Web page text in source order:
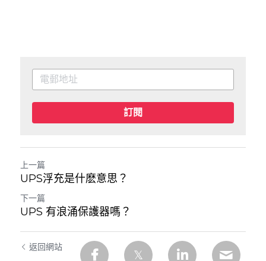
訂閱
上一篇
UPS浮充是什麽意思？
下一篇
UPS 有浪涌保護器嗎？
返回網站